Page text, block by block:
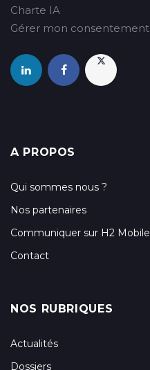
Charte IA
Gérer mon consentement
A PROPOS
Qui sommes nous ?
Nos partenaires
Communiquer sur H2 Mobile
Contact
NOS RUBRIQUES
Actualités
Dossiers